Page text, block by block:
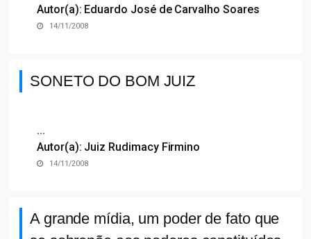
Autor(a): Eduardo José de Carvalho Soares
14/11/2008
SONETO DO BOM JUIZ
...
Autor(a): Juiz Rudimacy Firmino
14/11/2008
A grande mídia, um poder de fato que